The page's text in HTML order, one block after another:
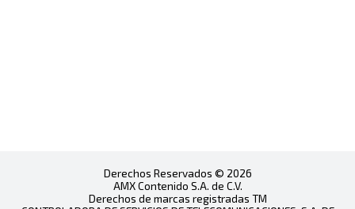
Derechos Reservados © 2026
AMX Contenido S.A. de C.V.
Derechos de marcas registradas TM